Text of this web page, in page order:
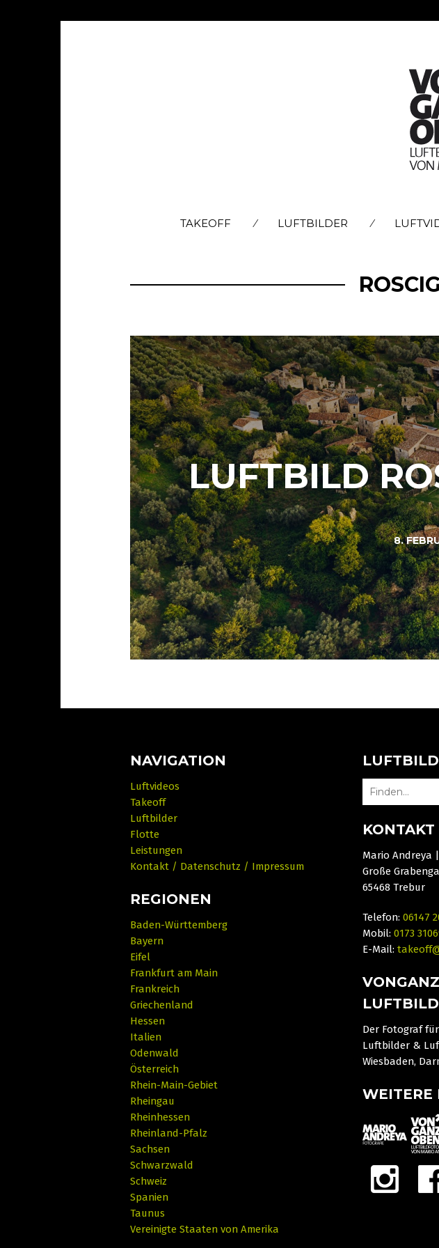
TAKEOFF LUFTBILDER
LUFTBILD
8.
NAVIGATION
Luftvideos
Takeoff
Luftbilder
Flotte
Leistungen
Kontakt / Datenschutz / Impressum
REGIONEN
Baden-Württemberg
Bayern
Eifel
Frankfurt am Main
Frankreich
Griechenland
Hessen
Italien
Odenwald
Österreich
Rhein-Main-Gebiet
Rheingau
Rheinhessen
Rheinland-Pfalz
Sachsen
Schwarzwald
Schweiz
Spanien
Taunus
Vereinigte Staaten von Amerika
SEARCH
FOR:
KONTAKT
Mario Andreya
Große
65468 Trebur
Telefon:06147
Mobil:0173
E-Mail:
Der Fotograf
Luftbilder &
Wiesbaden,
WEITERE